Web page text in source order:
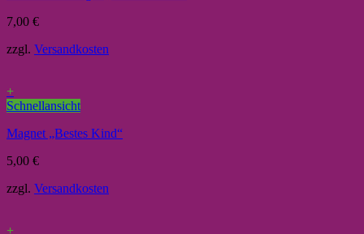
7,00 €
zzgl. Versandkosten
+
Schnellansicht
Magnet „Bestes Kind“
5,00 €
zzgl. Versandkosten
+